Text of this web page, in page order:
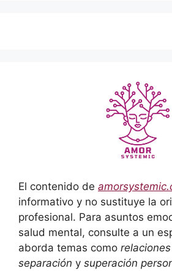
El contenido de
informativo y no sustituye la
profesional. Para asuntos
salud mental, consulte a un
aborda temas como
separación y superación